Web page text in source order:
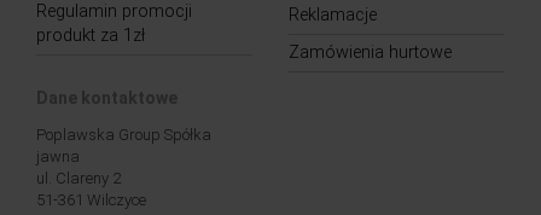
Regulamin promocji
produkt za 1zł
Reklamacje
Zamówienia hurtowe
Dane kontaktowe
Poplawska Group Spółka
jawna
ul. Clareny 2
51-361 Wilczyce